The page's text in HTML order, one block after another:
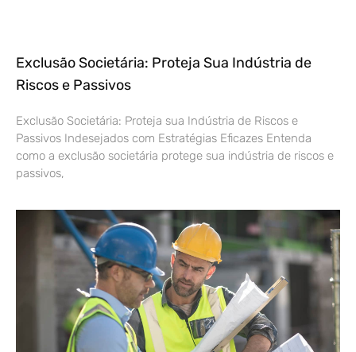
Exclusão Societária: Proteja Sua Indústria de
Riscos e Passivos
Exclusão Societária: Proteja sua Indústria de Riscos e
Passivos Indesejados com Estratégias Eficazes Entenda
como a exclusão societária protege sua indústria de riscos e
passivos,